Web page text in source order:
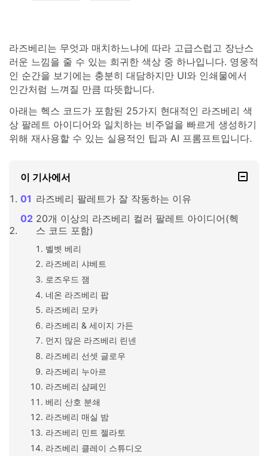
라즈베리는 무엇과 매치하느냐에 따라 고급스럽고 장난스
러운 느낌을 줄 수 있는 희귀한 색상 중 하나입니다. 영웅적
인 순간을 보기에는 충분히 대담하지만 UI와 인쇄물에서
인간처럼 느껴질 만큼 따뜻합니다.
아래는 헥스 코드가 포함된 25가지 현대적인 라즈베리 색
상 팔레트 아이디어와 일치하는 비주얼을 빠르게 생성하기
위해 재사용할 수 있는 실용적인 팁과 AI 프롬프트입니다.
이 기사에서
라즈베리 팔레트가 잘 작동하는 이유
20개 이상의 라즈베리 컬러 팔레트 아이디어(헥
스 코드 포함)
벨벳 베리
라즈베리 샤베트
로즈우드 잼
네온 라즈베리 팝
라즈베리 모카
라즈베리 & 세이지 가든
먼지 많은 라즈베리 린넨
라즈베리 선셋 글로우
라즈베리 누아르
라즈베리 샴페인
베리 산호 분쇄
라즈베리 매실 밤
라즈베리 민트 젤라토
라즈베리 클레이 스튜디오